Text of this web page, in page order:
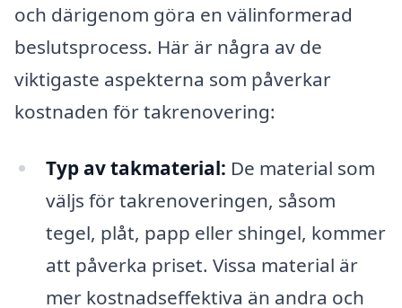
och därigenom göra en välinformerad
beslutsprocess. Här är några av de
viktigaste aspekterna som påverkar
kostnaden för takrenovering:
Typ av takmaterial: De material som
väljs för takrenoveringen, såsom
tegel, plåt, papp eller shingel, kommer
att påverka priset. Vissa material är
mer kostnadseffektiva än andra och